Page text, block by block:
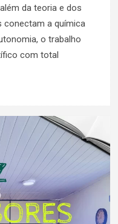
da teoria e dos
conectam a química
o trabalho
com total